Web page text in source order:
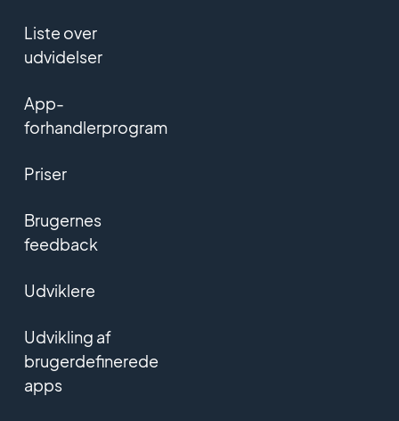
Liste over
udvidelser
App-
forhandlerprogram
Priser
Brugernes
feedback
Udviklere
Udvikling af
brugerdefinerede
apps